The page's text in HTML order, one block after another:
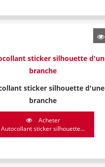
sticker silhouette d'une
branche
Acheter
Autocollant sticker silhouette...